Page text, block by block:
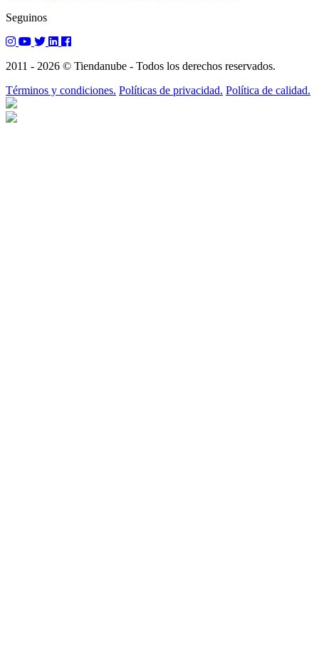
Seguinos
2011 - 2026 © Tiendanube - Todos los derechos reservados.
Términos y condiciones. Políticas de privacidad. Política de calidad.